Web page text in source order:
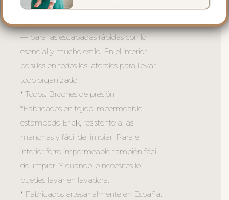
para llevar todo organizado
—BOLSO MINI Erick (33 × 17 × 13 cm)
— para las escapadas rápidas con lo
esencial y mucho estilo. En el interior
bolsillos en todos los laterales para llevar
todo organizado
* Todos: Broches de presión
*Fabricados en tejido impermeable
estampado Erick, resistente a las
manchas y fácil de limpiar. Para el
interior forro impermeable también fácil
de limpiar. Y cuando lo necesites lo
puedes lavar en lavadora.
* Fabricados artesanalmente en España.